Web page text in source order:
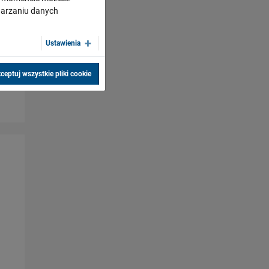
danych
Ustawienia
wszystkie pliki cookie